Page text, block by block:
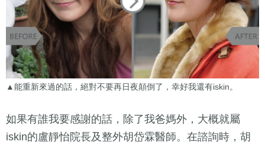
▲能重新來過的話，絕對不要再日夜顛倒了，幸好我還有iskin。
如果有誰我要感謝的話，除了我爸媽外，大概就屬
iskin的盧靜怡院長及整外胡岱霖醫師。在諮詢時，胡